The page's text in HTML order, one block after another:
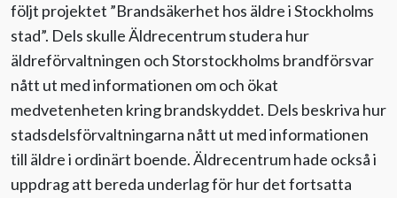
följt projektet ”Brandsäkerhet hos äldre i Stockholms
stad”. Dels skulle Äldrecentrum studera hur
äldreförvaltningen och Storstockholms brandförsvar
nått ut med informationen om och ökat
medvetenheten kring brandskyddet. Dels beskriva hur
stadsdelsförvaltningarna nått ut med informationen
till äldre i ordinärt boende. Äldrecentrum hade också i
uppdrag att bereda underlag för hur det fortsatta